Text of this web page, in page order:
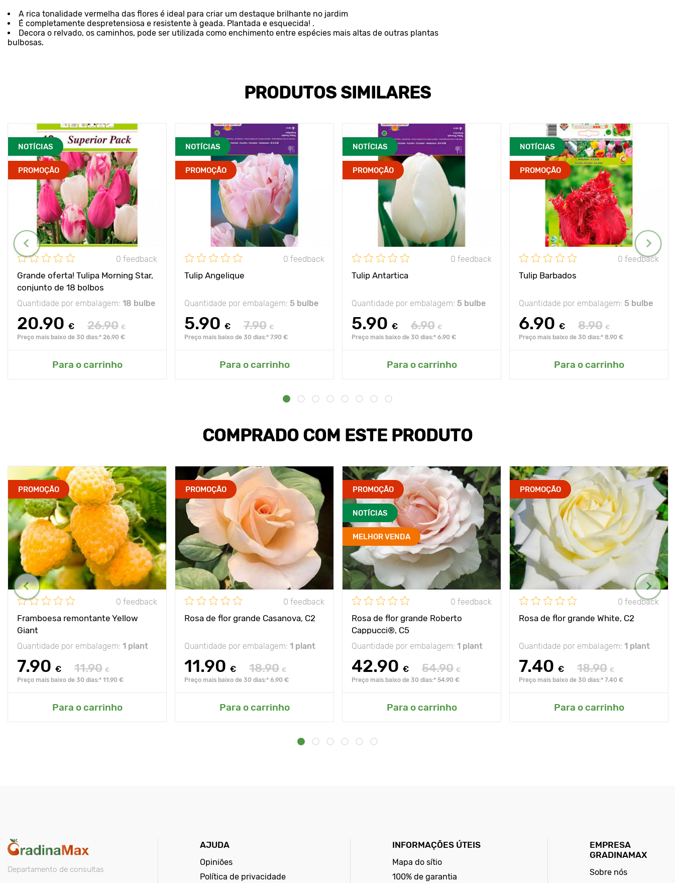
A rica tonalidade vermelha das flores é ideal para criar um destaque brilhante no jardim
É completamente despretensiosa e resistente à geada. Plantada e esquecida! .
Decora o relvado, os caminhos, pode ser utilizada como enchimento entre espécies mais altas de outras plantas
bulbosas.
PRODUTOS SIMILARES
NOTÍCIAS
PROMOÇÃO
0 feedback
Grande oferta! Tulipa Morning Star,
conjunto de 18 bolbos
Quantidade por embalagem: 18 bulbe
20.90 € 26.90 €
Preço mais baixo de 30 dias:* 26.90 €
Para o carrinho
NOTÍCIAS
PROMOÇÃO
0 feedback
Tulip Angelique
Quantidade por embalagem: 5 bulbe
5.90 € 7.90 €
Preço mais baixo de 30 dias:* 7.90 €
Para o carrinho
NOTÍCIAS
PROMOÇÃO
0 feedback
Tulip Antartica
Quantidade por embalagem: 5 bulbe
5.90 € 6.90 €
Preço mais baixo de 30 dias:* 6.90 €
Para o carrinho
NOTÍCIAS
PROMOÇÃO
0 feedback
Tulip Barbados
Quantidade por embalagem: 5 bulbe
6.90 € 8.90 €
Preço mais baixo de 30 dias:* 8.90 €
Para o carrinho
COMPRADO COM ESTE PRODUTO
PROMOÇÃO
0 feedback
Framboesa remontante Yellow
Giant
Quantidade por embalagem: 1 plant
7.90 € 11.90 €
Preço mais baixo de 30 dias:* 11.90 €
Para o carrinho
PROMOÇÃO
0 feedback
Rosa de flor grande Casanova, C2
Quantidade por embalagem: 1 plant
11.90 € 18.90 €
Preço mais baixo de 30 dias:* 6.90 €
Para o carrinho
PROMOÇÃO
NOTÍCIAS
MELHOR VENDA
0 feedback
Rosa de flor grande Roberto
Cappucci®, C5
Quantidade por embalagem: 1 plant
42.90 € 54.90 €
Preço mais baixo de 30 dias:* 54.90 €
Para o carrinho
PROMOÇÃO
0 feedback
Rosa de flor grande White, C2
Quantidade por embalagem: 1 plant
7.40 € 18.90 €
Preço mais baixo de 30 dias:* 7.40 €
Para o carrinho
Departamento de consultas
AJUDA
Opiniões
Política de privacidade
INFORMAÇÕES ÚTEIS
Mapa do sítio
100% de garantia
EMPRESA
GRADINAMAX
Sobre nós